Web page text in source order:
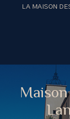
LA MAISON